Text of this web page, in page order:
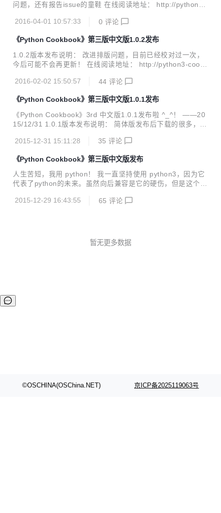
问题，还有报告issue的童鞋 在线阅读地址： http://python3-
ttps://github.com/yidao620c/python3-cookbook
2016-04-01 10:57:33 0 评论
《Python Cookbook》第三版中文版1.0.2发布
1.0.2版本发布说明： 改进排版问题，目前已经校对过一次，
今后可能不会再更新！ 在线阅读地址： http://python3-cookb
github.com/yidao620c/python3-cookbook
2016-02-02 15:50:57 44 评论
《Python Cookbook》第三版中文版1.0.1发布
《Python Cookbook》3rd 中文版1.0.1发布啦 ^_^！ ——20
15/12/31 1.0.1版本发布说明： 简体版发布后下载的很多，应
* 中文简体版PDF下载地址： http://pan.baidu.com/s/1bok0
RjFDaM
2015-12-31 15:11:28 35 评论
《Python Cookbook》第三版中文版发布
人生苦短，我用 python！ 我一直坚持使用 python3，因为它
代表了python的未来。虽然向后兼容是它的硬伤，但是这个局
持。 目前市面上的教程书籍，网上的手册大部分基本都是2.x
管怎样还是坚持下来了。现在共享给python社区。 Wiki页：ht
2015-12-29 16:43:55 65 评论
暂无更多数据
©OSCHINA(OSChina.NET) 京ICP备2025119063号